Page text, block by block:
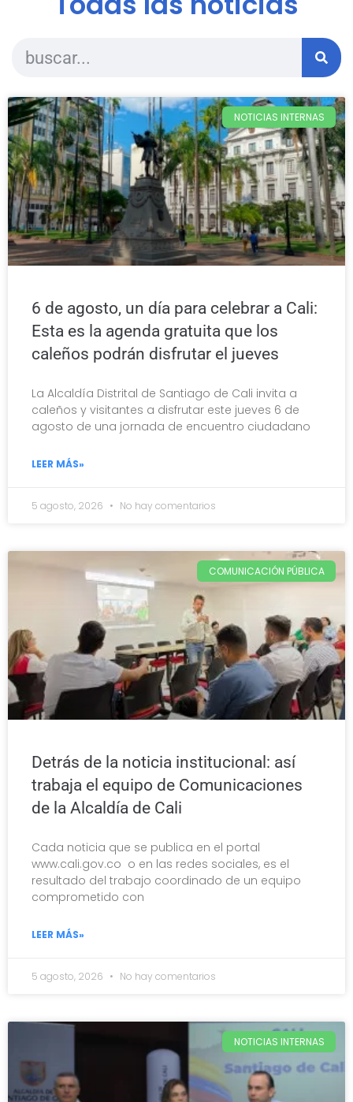
NOTICIAS INTERNAS
6 de agosto, un día para celebrar a Cali:
Esta es la agenda gratuita que los
caleños podrán disfrutar el jueves
La Alcaldía Distrital de Santiago de Cali invita a
caleños y visitantes a disfrutar este jueves 6 de
agosto de una jornada de encuentro ciudadano
LEER MÁS»
5 agosto, 2026 No hay comentarios
COMUNICACIÓN PÚBLICA
Detrás de la noticia institucional: así
trabaja el equipo de Comunicaciones
de la Alcaldía de Cali
Cada noticia que se publica en el portal
www.cali.gov.co o en las redes sociales, es el
resultado del trabajo coordinado de un equipo
comprometido con
LEER MÁS»
5 agosto, 2026 No hay comentarios
NOTICIAS INTERNAS